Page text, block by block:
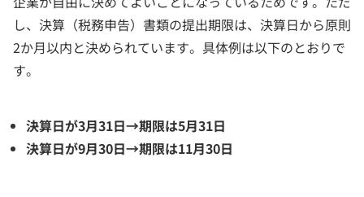
し、決算（税務申告）書類の提出期限は、決算日から原則
2か月以内と決められています。具体例は以下のとおりで
す。
決算日が3月31日→期限は5月31日
決算日が9月30日→期限は11月30日